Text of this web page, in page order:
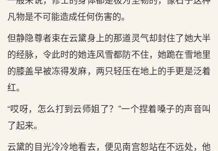
凡物是不可能造成任何伤害的。
但静隐尊者束在云黛身上的那道灵气却封住了她大半
的经脉，令此时的她连风雪都防不住，她跪在雪地里
的膝盖早被冻得发麻，两只轻压在地上的手更是泛着
红。
“哎呀，怎么打到云师姐了？”一个捏着嗓子的声音叫
了起来。
云黛的目光冷冷地看去，便见南宫恕站在不远处，他